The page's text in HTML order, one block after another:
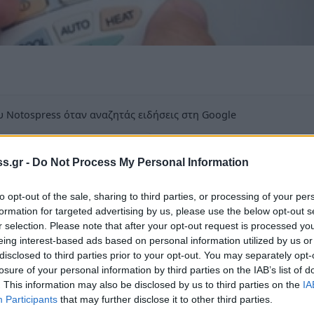
- Do Not Process My Personal Information
opt-out of the sale, sharing to third parties, or processing of your
for targeted advertising by us, please use the below opt-out
selection. Please note that after your opt-out request is processed
interest-based ads based on personal information utilized by us
to third parties prior to your opt-out. You may separately
of your personal information by third parties on the IAB’s list of
This information may also be disclosed by us to third parties on the
Participants that may further disclose it to other third parties.
όταν αναζητάς ειδήσεις στη Google
αποτελέσματα της Google
θερμοκρασιών, που αναμένονται την
αίθουσες στη διάθεση του κοινού.
τους πολίτες οι αίθουσες: